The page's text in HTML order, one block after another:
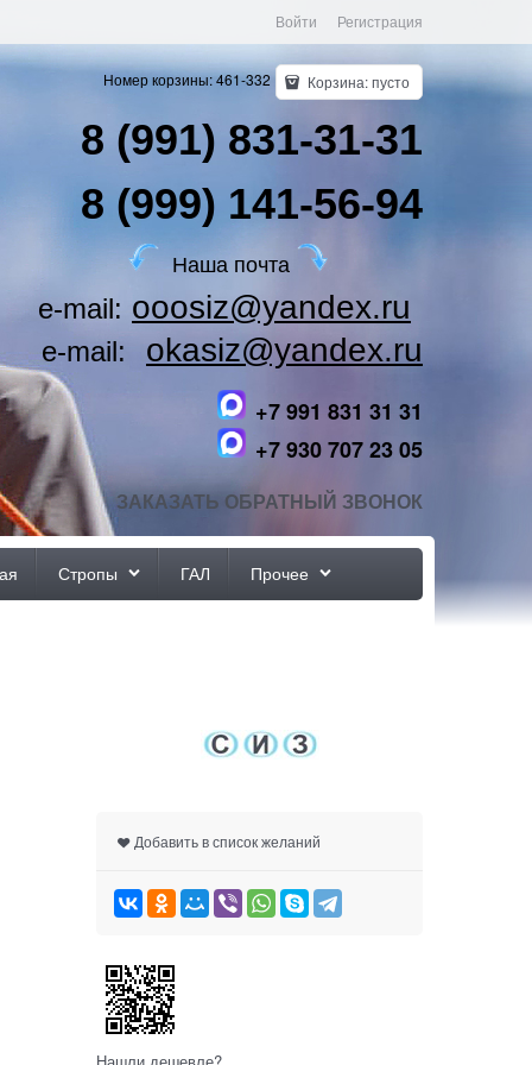
Войти Регистрация
Номер корзины: 461-332 Корзина:пусто
8 (991) 831-31-31
8 (999) 141-56-94
Наша почта
e-mail: ooosiz@yandex.ru
e-mail: okasiz@yandex.ru
+7 991 831 31 31
+7 930 707 23 05
ЗАКАЗАТЬ ОБРАТНЫЙ ЗВОНОК
Стропы ГАЛ Прочее
Добавить в список желаний